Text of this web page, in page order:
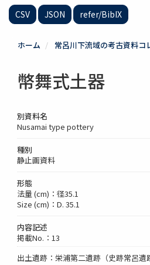
CSV JSON refer/BibIX
ホーム 常呂川下流域の考古資料コ
幣舞式土器
別資料名
Nusamai type pottery
種別
静止画資料
形態
法量 (cm)：径35.1
Size (cm)：D. 35.1
内容記述
掲載No.：13
出土遺跡：栄浦第二遺跡（史跡常呂